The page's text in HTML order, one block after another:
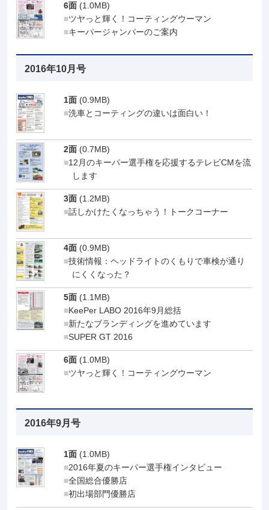
6面 (1.0MB)
ツヤっと輝く！コーティングウーマン
キーパージャンパーのご案内
2016年10月号
1面 (0.9MB)
洗車とコーティングの違いは面白い！
2面 (0.7MB)
12月のキーパー選手権を応援するテレビCMを流
します
3面 (1.2MB)
話しかけたくなっちゃう！トークコーナー
4面 (0.9MB)
技術情報：ヘッドライトのくもりで車検が通り
にくくなった？
5面 (1.1MB)
KeePer LABO 2016年9月総括
新たなブランディングを進めています
SUPER GT 2016
6面 (1.0MB)
ツヤっと輝く！コーティングウーマン
2016年9月号
1面 (1.0MB)
2016年夏のキーパー選手権インタビュー
全国総合優勝店
初出場部門優勝店